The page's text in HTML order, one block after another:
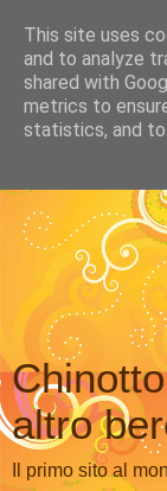
altro
Il primo sito al
This site uses
and to analyze
shared with
metrics to
statistics, and